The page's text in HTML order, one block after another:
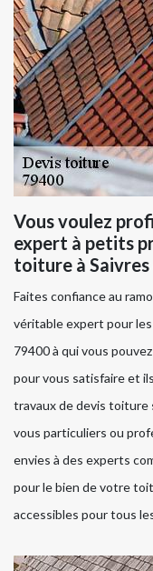
Vous voulez
expert à petits
toiture à Saivres
Faites confiance au
véritable expert pour
79400 à qui vous
pour vous satisfaire et
travaux de devis
vous particuliers ou
envies à des experts
pour le bien de votre
accessibles pour tous